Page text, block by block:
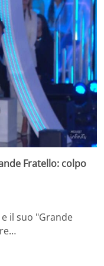
Fratello: colpo
il suo "Grande